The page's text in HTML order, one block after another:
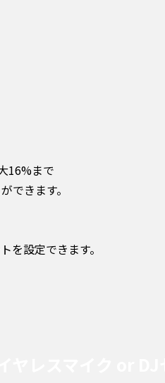
16%まで
できます。
を設定できます。